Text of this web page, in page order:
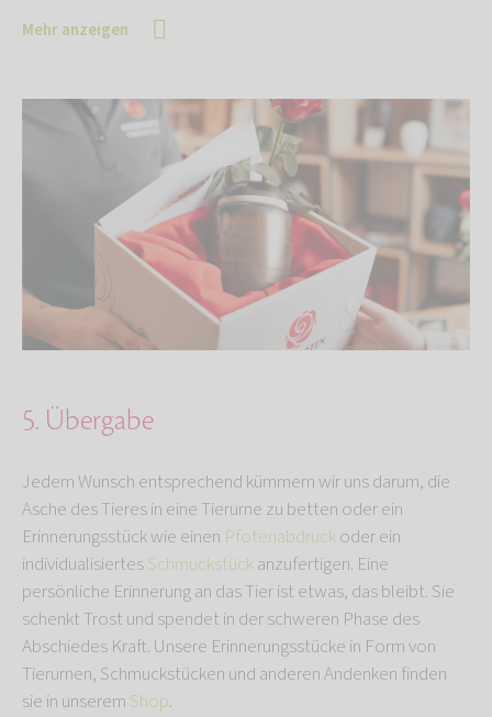
Mehr anzeigen
5. Übergabe
Jedem Wunsch entsprechend kümmern wir uns darum, die
Asche des Tieres in eine Tierurne zu betten oder ein
Erinnerungsstück wie einen Pfotenabdruckoder ein
individualisiertesSchmuckstückanzufertigen. Eine
persönliche Erinnerung an das Tier ist etwas, das bleibt. Sie
schenkt Trost und spendet in der schweren Phase des
Abschiedes Kraft. Unsere Erinnerungsstücke in Form von
Tierurnen, Schmuckstücken und anderen Andenken finden
sie in unserem Shop.